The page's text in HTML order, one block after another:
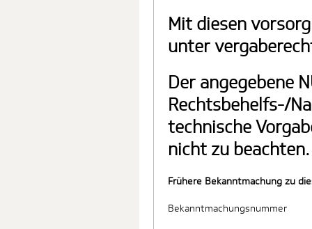
Mit diesen
unter
Der angegebene
Rechtsbehelfs-/
technische
nicht zu beachten.
Frühere Bekanntmachung zu
Bekanntmachungsnummer